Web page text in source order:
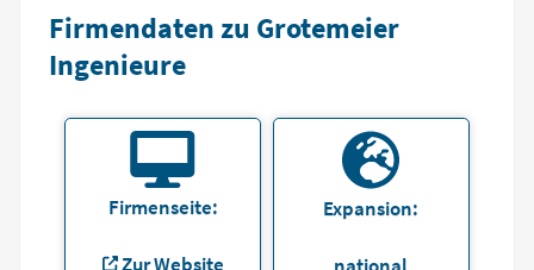
Firmendaten zu Grotemeier
Ingenieure
Firmenseite:
Zur Website
Expansion: